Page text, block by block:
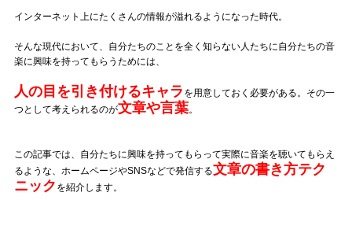
#男性シンガー #HR/HM #女性シンガー
#ヒップホップ #男性シンガーグループ #R&B/ソウル
プレスリリース一覧
会社概要
記事リクエスト
LINK
インターネット上にたくさんの情報が溢れるようになった時代。
そんな現代において、自分たちのことを全く知らない人たちに自分たちの音
楽に興味を持ってもらうためには、
人の目を引き付けるキャラ を用意しておく必要がある。その一
つとして考えられるのが文章や言葉。
この記事では、自分たちに興味を持ってもらって実際に音楽を聴いてもらえ
るような、ホームページやSNSなどで発信する文章の書き方テク
ニック を紹介します。